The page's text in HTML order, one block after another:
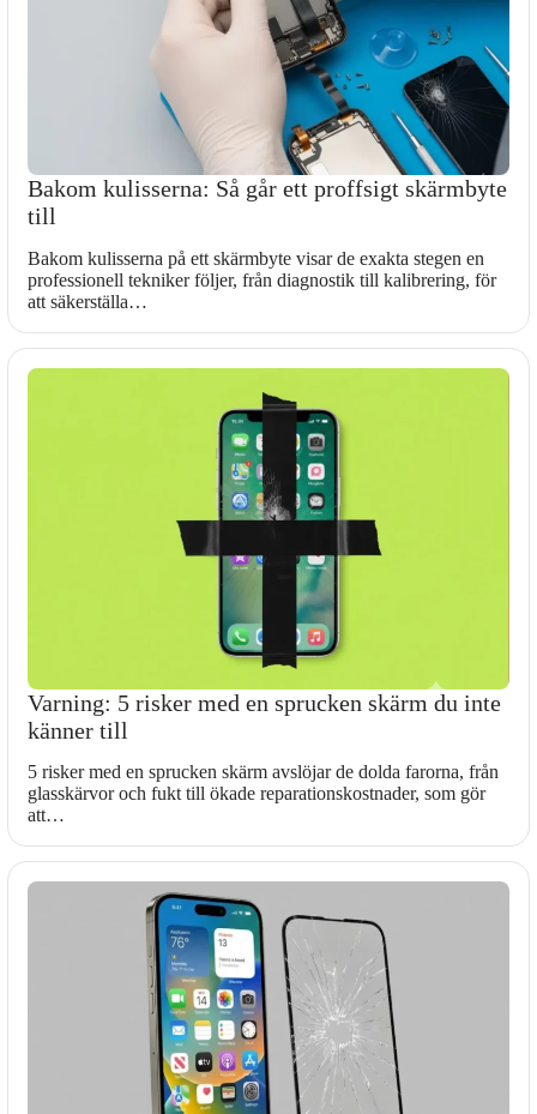
Bakom kulisserna: Så går ett proffsigt skärmbyte
till
Bakom kulisserna på ett skärmbyte visar de exakta stegen en
professionell tekniker följer, från diagnostik till kalibrering, för
att säkerställa…
Varning: 5 risker med en sprucken skärm du inte
känner till
5 risker med en sprucken skärm avslöjar de dolda farorna, från
glasskärvor och fukt till ökade reparationskostnader, som gör
att…